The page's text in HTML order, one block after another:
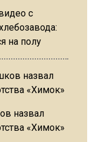
с
на полу
назвал
«Химок»